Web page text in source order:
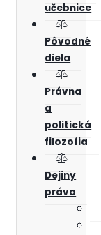
učebnice
Pôvodné
diela
Právna
a
politická
filozofia
Dejiny
práva